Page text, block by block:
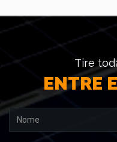
Tire
ENTRE
Nome